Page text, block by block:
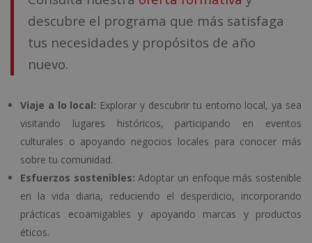
descubre el programa que más satisfaga
tus necesidades y propósitos de año
nuevo.
Viaje a lo local: Explorar y descubrir tu entorno local, ya sea
visitando lugares históricos, participando en eventos
culturales o apoyando negocios locales para conocer más
sobre tu comunidad.
Esfuerzos sostenibles: Adoptar un enfoque más sostenible
en la vida diaria, reduciendo el desperdicio, incorporando
prácticas ecoamigables y apoyando marcas y productos
éticos.